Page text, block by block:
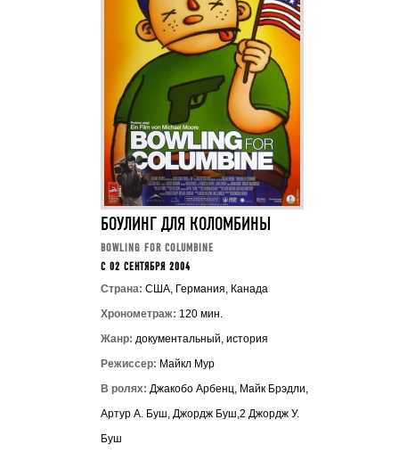
БОУЛИНГ ДЛЯ КОЛОМБИНЫ
BOWLING FOR COLUMBINE
C 02 СЕНТЯБРЯ 2004
Страна: США, Германия, Канада
Хронометраж: 120 мин.
Жанр: документальный, история
Режиссер: Майкл Мур
В ролях: Джакобо Арбенц, Майк Брэдли,
Артур А. Буш, Джордж Буш,2 Джордж У.
Буш